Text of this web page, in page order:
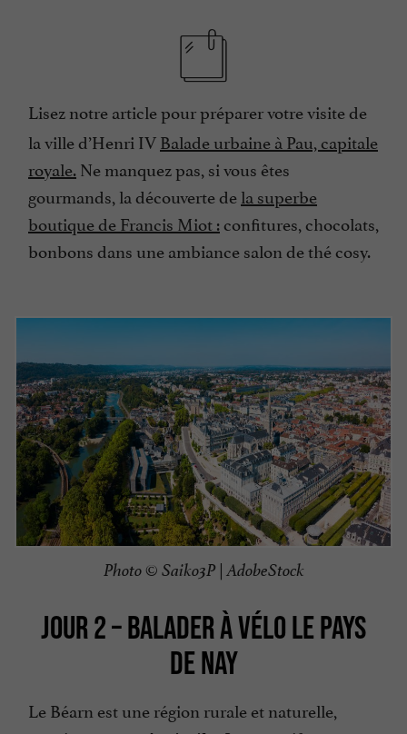
Lisez notre article pour préparer votre visite de
la ville d’Henri IVBalade urbaine à Pau, capitale
royale.Ne manquez pas, si vous êtes
gourmands, la découverte dela superbe
boutique de Francis Miot :confitures, chocolats,
bonbons dans une ambiance salon de thé cosy.
Photo © Saiko3P | AdobeStock
JOUR 2 – BALADER À VÉLO LE PAYS
DE NAY
Le Béarn est une région rurale et naturelle,